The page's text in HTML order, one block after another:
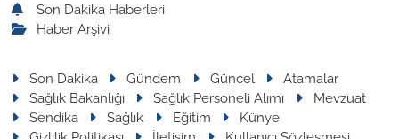
Son Dakika Haberleri
Haber Arşivi
Son Dakika Gündem Güncel
Atamalar
Sağlık Bakanlığı
Sağlık Personeli Alımı
Mevzuat
Sendika
Sağlık Eğitim
Künye